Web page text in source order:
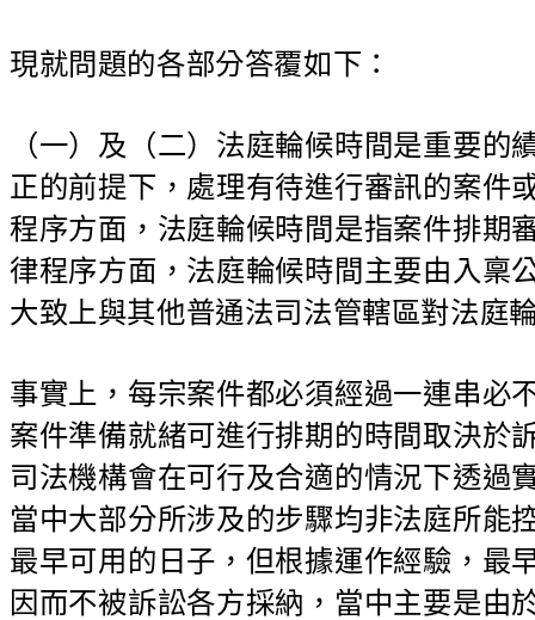
現就問題的各部分答覆如下：
（一）及（二）法庭輪候時間是重要
正的前提下，處理有待進行審訊的案件
程序方面，法庭輪候時間是指案件排期
律程序方面，法庭輪候時間主要由入稟
大致上與其他普通法司法管轄區對法庭
事實上，每宗案件都必須經過一連串必
案件準備就緒可進行排期的時間取決於
司法機構會在可行及合適的情況下透過
當中大部分所涉及的步驟均非法庭所能
最早可用的日子，但根據運作經驗，最
因而不被訴訟各方採納，當中主要是由